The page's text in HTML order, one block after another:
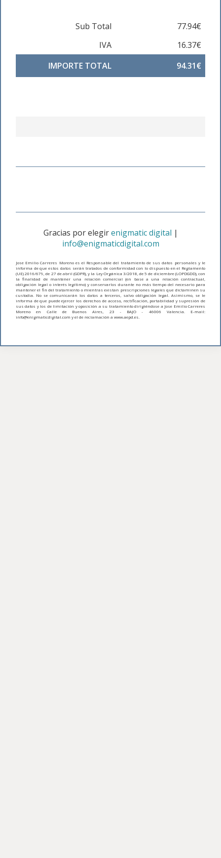
Sub Total
77.94€
IVA
16.37€
IMPORTE TOTAL
94.31€
Gracias por elegirenigmatic digital |
info@enigmaticdigital.com
Jose Emilio Carreres Moreno es el Responsable del tratamiento de sus datos personales y le
informa de que estos datos serán tratados de conformidad con lo dispuesto en el Reglamento
(UE) 2016/679, de 27 de abril (GDPR), y la Ley Orgánica 3/2018, de 5 de diciembre (LOPDGDD), con
la finalidad de mantener una relación comercial (en base a una relación contractual,
obligación legal o interés legítimo) y conservarlos durante no más tiempo del necesario para
mantener el fin del tratamiento o mientras existan prescripciones legales que dictaminen su
custodia. No se comunicarán los datos a terceros, salvo obligación legal. Asimismo, se le
informa de que puede ejercer los derechos de acceso, rectificación, portabilidad y supresión de
sus datos y los de limitación y oposición a su tratamiento dirigiéndose a Jose Emilio Carreres
Moreno en Calle de Buenos Aires, 23 - BAJO - 46006 Valencia. E-mail:
info@enigmaticdigital.com y el de reclamación a www.aepd.es.